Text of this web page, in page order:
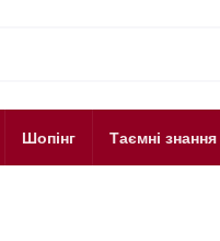
Шопінг Таємні знання